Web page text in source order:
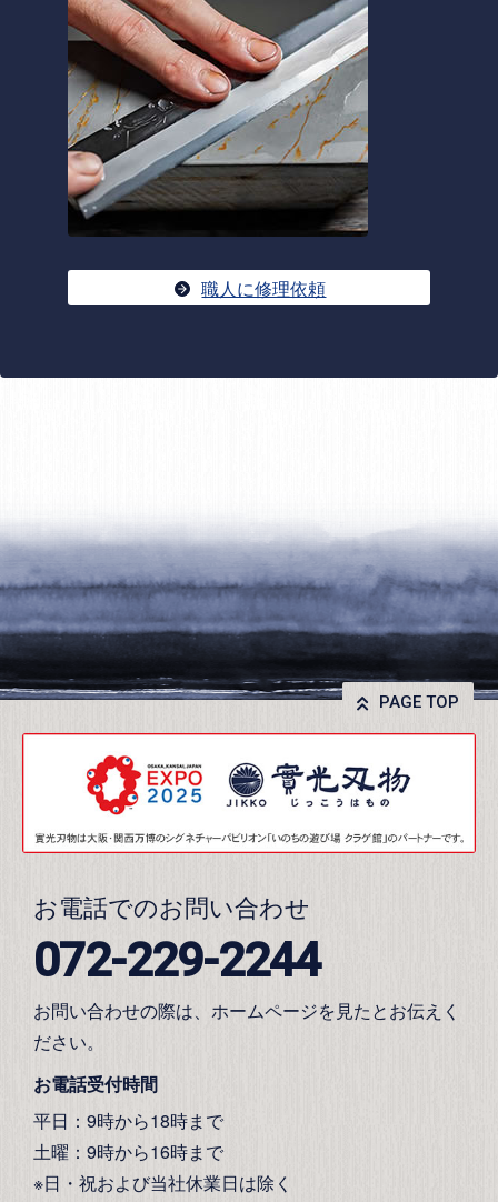
職人に修理依頼
PAGE TOP
お電話でのお問い合わせ
072-229-2244
お問い合わせの際は、ホームページを見たとお伝えく
ださい。
お電話受付時間
平日：9時から18時まで
土曜：9時から16時まで
※日・祝および当社休業日は除く